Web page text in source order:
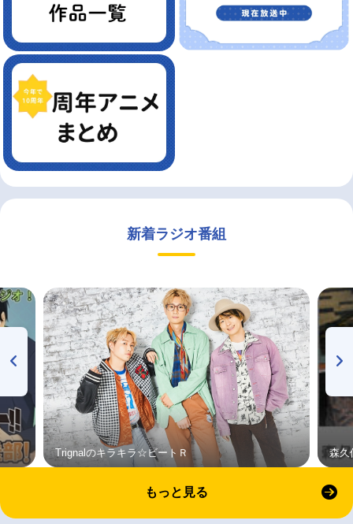
新着ラジオ番組
Trignalのキラキラ☆ビートＲ 森久
もっと見る